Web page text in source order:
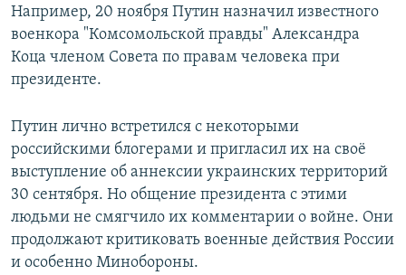
Например, 20 ноября Путин назначил известного
военкора "Комсомольской правды" Александра
Коца членом Совета по правам человека при
президенте.
Путин лично встретился с некоторыми
российскими блогерами и пригласил их на своё
выступление об аннексии украинских территорий
30 сентября. Но общение президента с этими
людьми не смягчило их комментарии о войне. Они
продолжают критиковать военные действия России
и особенно Минобороны.